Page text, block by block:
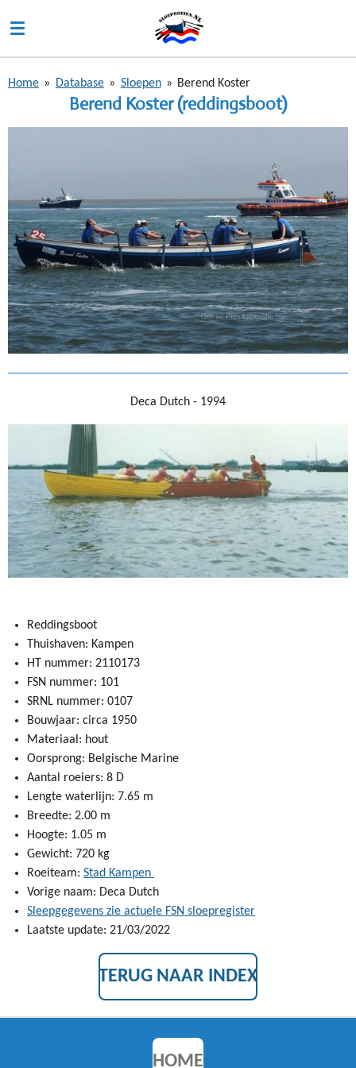
direct
naar
hoofdinhoud
Home » Database » Sloepen » Berend Koster
Berend Koster (reddingsboot)
Deca Dutch - 1994
Reddingsboot
Thuishaven: Kampen
HT nummer: 2110173
FSN nummer: 101
SRNL nummer: 0107
Bouwjaar: circa 1950
Materiaal: hout
Oorsprong: Belgische Marine
Aantal roeiers: 8 D
Lengte waterlijn: 7.65 m
Breedte: 2.00 m
Hoogte: 1.05 m
Gewicht: 720 kg
Roeiteam: Stad Kampen
Vorige naam: Deca Dutch
Sleepgegevens zie actuele FSN sloepregister
Laatste update: 21/03/2022
TERUG NAAR INDEX
HOME